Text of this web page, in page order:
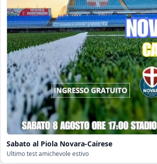
Sabato al Piola Novara-Cairese
Ultimo test amichevole estivo